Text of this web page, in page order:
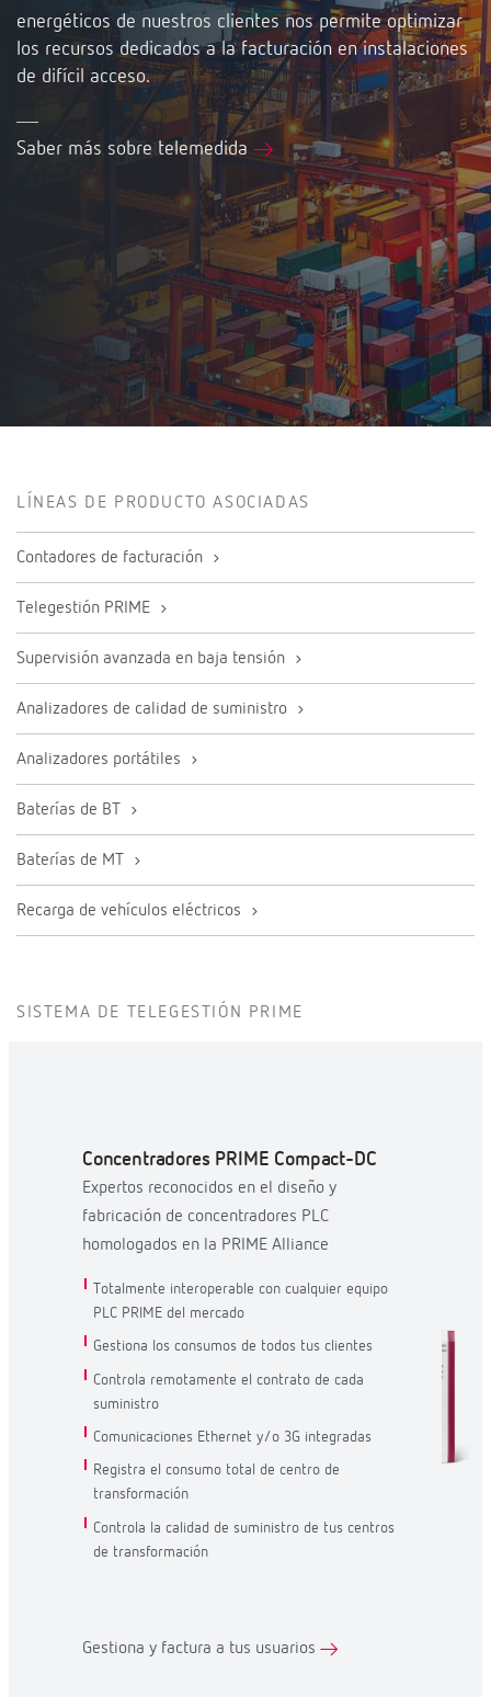
energéticos de nuestros clientes nos permite optimizar
los recursos dedicados a la facturación en instalaciones
de difícil acceso.
Saber más sobre telemedida
LÍNEAS DE PRODUCTO ASOCIADAS
Contadores de facturación
Telegestión PRIME
Supervisión avanzada en baja tensión
Analizadores de calidad de suministro
Analizadores portátiles
Baterías de BT
Baterías de MT
Recarga de vehículos eléctricos
SISTEMA DE TELEGESTIÓN PRIME
Concentradores PRIME Compact-DC
Expertos reconocidos en el diseño y
fabricación de concentradores PLC
homologados en la PRIME Alliance
Totalmente interoperable con cualquier equipo
PLC PRIME del mercado
Gestiona los consumos de todos tus clientes
Controla remotamente el contrato de cada
suministro
Comunicaciones Ethernet y/o 3G integradas
Registra el consumo total de centro de
transformación
Controla la calidad de suministro de tus centros
de transformación
Gestiona y factura a tus usuarios